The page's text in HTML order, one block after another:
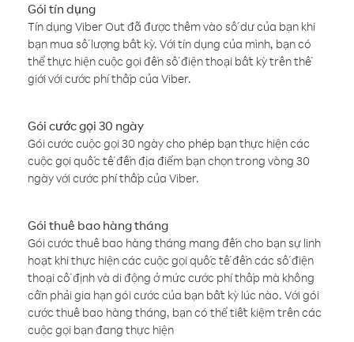
Gói tín dụng
Tín dụng Viber Out đã được thêm vào số dư của bạn khi
bạn mua số lượng bất kỳ. Với tín dụng của mình, bạn có
thể thực hiện cuộc gọi đến số điện thoại bất kỳ trên thế
giới với cước phí thấp của Viber.
Gói cước gọi 30 ngày
Gói cước cuộc gọi 30 ngày cho phép bạn thực hiện các
cuộc gọi quốc tế đến địa điểm bạn chọn trong vòng 30
ngày với cước phí thấp của Viber.
Gói thuê bao hàng tháng
Gói cước thuê bao hàng tháng mang đến cho bạn sự linh
hoạt khi thực hiện các cuộc gọi quốc tế đến các số điện
thoại cố định và di động ở mức cước phí thấp mà không
cần phải gia hạn gói cước của bạn bất kỳ lúc nào. Với gói
cước thuê bao hàng tháng, bạn có thể tiết kiệm trên các
cuộc gọi bạn đang thực hiện